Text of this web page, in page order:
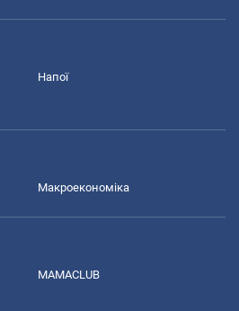
Напої
Макроекономіка
MAMACLUB